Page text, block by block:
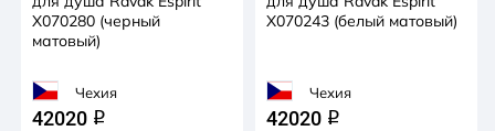
X070280 (черный
матовый)
Чехия
42020 q
X070243 (белый матовый)
Чехия
42020 q